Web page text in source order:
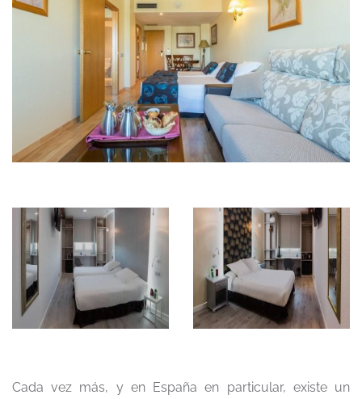
Cada vez más, y en España en particular, existe un